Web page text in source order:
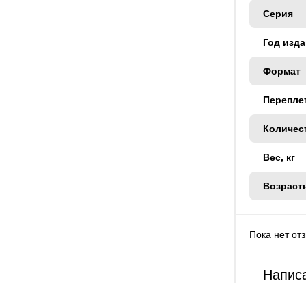
Серия
Год
Формат
Вес, кг
Пока нет